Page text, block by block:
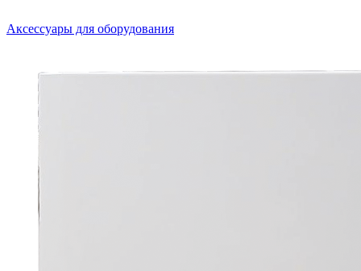
Аксессуары для оборудования